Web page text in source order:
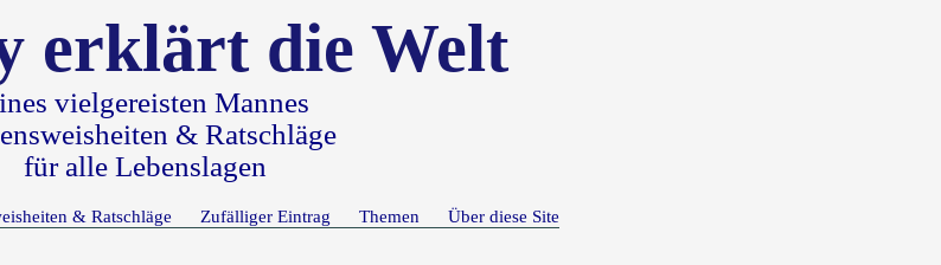
erklärt die Welt
vielgereisten Mannes
& Ratschläge
für alle Lebenslagen
& Ratschläge Zufälliger Eintrag Themen Über diese Site